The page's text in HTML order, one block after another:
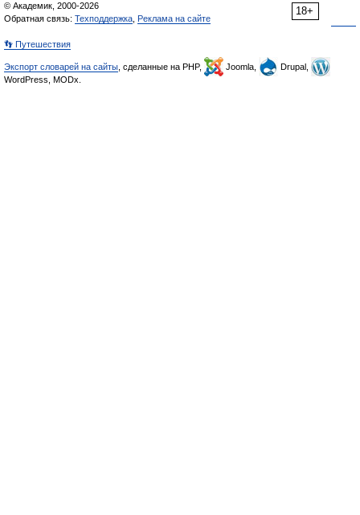
18+
© Академик, 2000-2026
Обратная связь: Техподдержка Реклама на сайте
👣 Путешествия
Экспорт словарей на сайты , сделанные на PHP, Joomla,
Drupal,
WordPress, MODx.